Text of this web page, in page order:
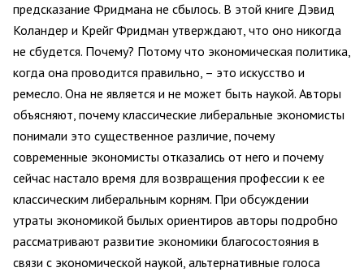
предсказание Фридмана не сбылось. В этой книге Дэвид
Коландер и Крейг Фридман утверждают, что оно никогда
не сбудется. Почему? Потому что экономическая политика,
когда она проводится правильно, – это искусство и
ремесло. Она не является и не может быть наукой. Авторы
объясняют, почему классические либеральные экономисты
понимали это существенное различие, почему
современные экономисты отказались от него и почему
сейчас настало время для возвращения профессии к ее
классическим либеральным корням. При обсуждении
утраты экономикой былых ориентиров авторы подробно
рассматривают развитие экономики благосостояния в
связи с экономической наукой, альтернативные голоса